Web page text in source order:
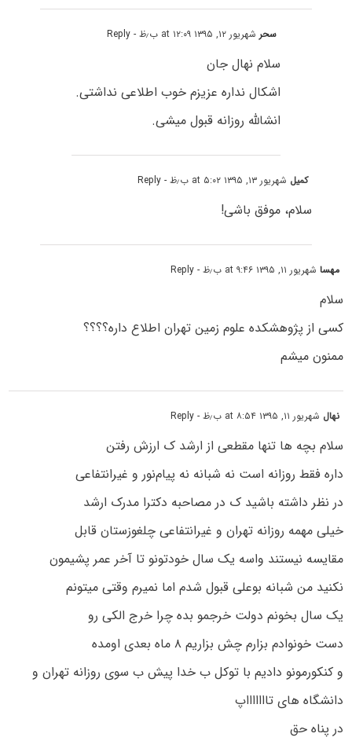
سحرشهریور ۱۲, ۱۳۹۵ at ۱۲:۰۹ ب٫ظ - Reply
سلام نهال جان
اشکال نداره عزیزم خوب اطلاعی نداشتی.
انشالله روزانه قبول میشی.
کمیل شهریور ۱۳, ۱۳۹۵ at ۵:۰۲ ب٫ظ - Reply
سلام، موفق باشی!
مهساشهریور ۱۱, ۱۳۹۵ at ۹:۴۶ ب٫ظ - Reply
سلام
کسی از پژوهشکده علوم زمین تهران اطلاع داره؟؟؟؟
ممنون میشم
نهال شهریور ۱۱, ۱۳۹۵ at ۸:۵۴ ب٫ظ - Reply
سلام بچه ها تنها مقطعی از ارشد ک ارزش رفتن
داره فقط روزانه است نه شبانه نه پیام‌نور و غیرانتفاعی
در نظر داشته باشید ک در مصاحبه دکترا مدرک ارشد
خیلی مهمه روزانه تهران و غیرانتفاعی چلغوزستان قابل
مقایسه نیستند واسه یک سال خودتونو تا آخر عمر پشیمون
نکنید من شبانه بوعلی قبول شدم اما نمیرم وقتی میتونم
یک سال بخونم دولت خرجمو بده چرا خرج الکی رو
دست خونوادم بزارم چش بزاریم ۸ ماه بعدی اومده
و کنکورمونو دادیم با توکل ب خدا پیش ب سوی روزانه تهران و
دانشگاه های تاااااااپ
در پناه حق